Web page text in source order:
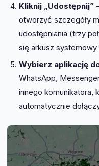
Kliknij „Udostępnij”
otworzyć szczegóły
udostępniania (trzy
się arkusz systemowy
Wybierz aplikację
WhatsApp,
innego komunikatora,
automatycznie